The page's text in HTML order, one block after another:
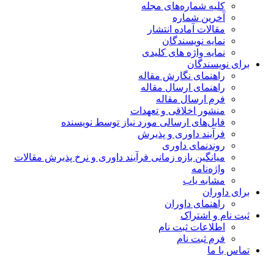
کلیه شماره‌های مجله
آخرین شماره
مقالات آماده انتشار
نمایه نویسندگان
نمایه واژه های کلیدی
برای نویسندگان
راهنمای نگارش مقاله
راهنمای ارسال مقاله
فرم ارسال مقاله
منشور اخلاقی و تعهدات
فایل‌های ارسالی مورد نیاز توسط نویسنده
فرآیند داوری و پذیرش
روندنمای داوری
میانگین بازه زمانی فرآیند داوری و نرخ پذیرش مقالات
واژه‌نامه
مشابه یاب
برای داوران
راهنمای داوران
ثبت نام و اشتراک
اطلاعات ثبت نام
فرم ثبت نام
تماس با ما